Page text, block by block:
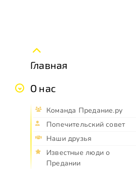
Главная
О нас
Команда Предание.ру
Попечительский совет
Наши друзья
Известные люди о
Предании